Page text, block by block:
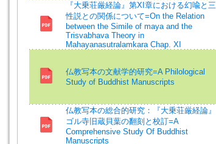
『大乗荘厳経論』第XI章における幻喩と三
性説との関係について=On the Relation
between the Simile of maya and the
Trisvabhava Theory in
Mahayanasutralamkara Chap. XI
仏教写本の文献学的研究=A Philological
Study of Buddhist Manuscripts
仏教写本の総合的研究：『大乗荘厳経論』
ゴル寺旧蔵貝葉の翻刻と校訂=A
Comprehensive Study Of Buddhist
Manuscripts